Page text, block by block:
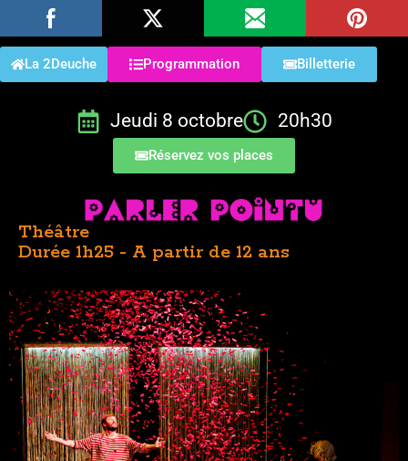
La 2Deuche Programmation Billetterie
Jeudi 8 octobre 20h30
Réservez vos places
Théâtre
Durée 1h25 - A partir de 12 ans